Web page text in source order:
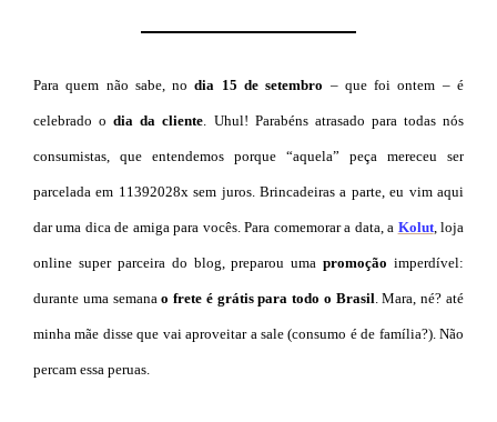
Para quem não sabe, nodia 15 de setembro – que foi ontem – é
celebrado odia da cliente . Uhul! Parabéns atrasado para todas nós
consumistas, que entendemos porque “aquela” peça mereceu ser
parcelada em 11392028x sem juros. Brincadeiras a parte, eu vim aqui
dar uma dica de amiga para vocês. Para comemorar a data, a Kolut, loja
online super parceira do blog, preparou umapromoção imperdível:
durante uma semanao frete é grátis para todo o Brasil . Mara, né? até
minha mãe disse que vai aproveitar a sale (consumo é de família?). Não
percam essa peruas.